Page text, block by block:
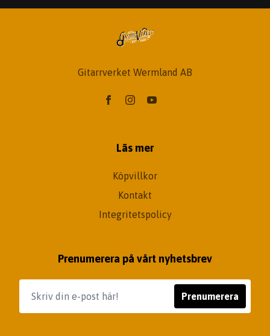
Gitarrverket Wermland AB
Läs mer
Köpvillkor
Kontakt
Integritetspolicy
Prenumerera på vårt nyhetsbrev
Prenumerera